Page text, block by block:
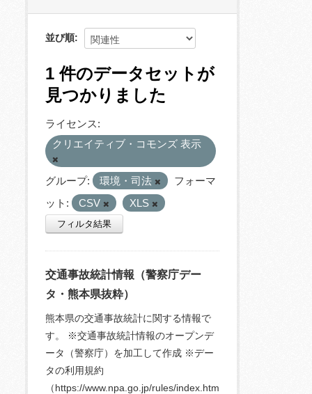
並び順
1 件のデータセットが
見つかりました
ライセンス:
クリエイティブ・コモンズ 表示
グループ: 環境・司法
フォーマ
ット:
CSV XLS
フィルタ結果
交通事故統計情報（警察庁デー
タ・熊本県抜粋）
熊本県の交通事故統計に関する情報で
す。 ※交通事故統計情報のオープンデ
ータ（警察庁）を加工して作成 ※デー
タの利用規約
（https://www.npa.go.jp/rules/index.htm